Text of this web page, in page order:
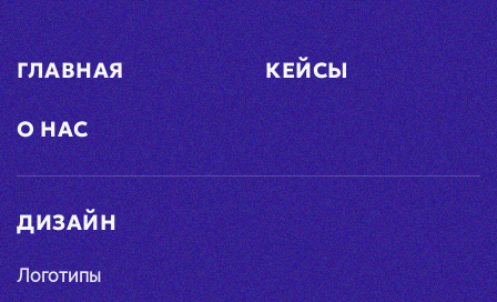
ГЛАВНАЯ КЕЙСЫ
О НАС
ДИЗАЙН
Логотипы